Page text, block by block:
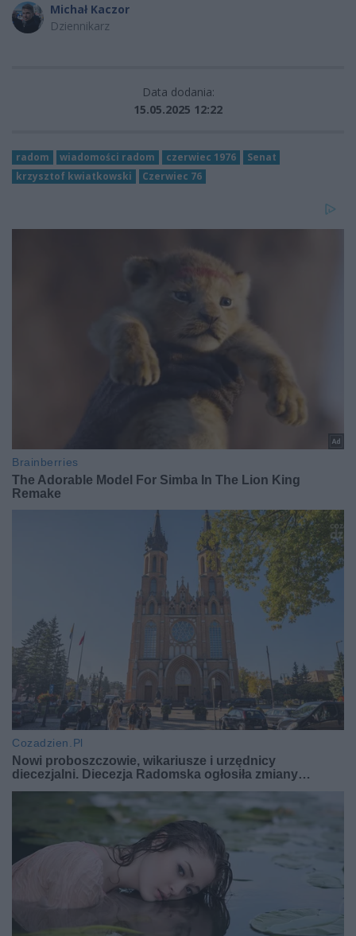
Michał Kaczor
Dziennikarz
Data dodania:
15.05.2025 12:22
radom wiadomości radom czerwiec 1976
Senat
krzysztof kwiatkowski
Czerwiec 76